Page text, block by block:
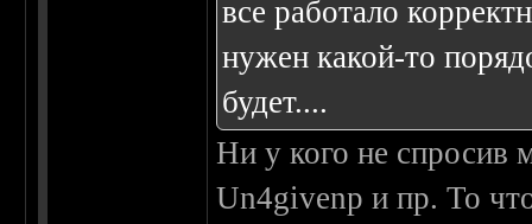
все работало
нужен какой-то
будет....
Ни у кого не спросив
Un4givenp и пр. То